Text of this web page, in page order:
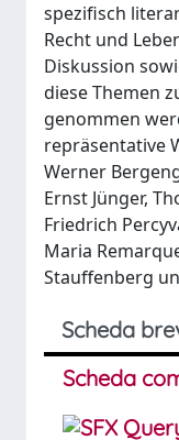
spezifisch
Recht und
Diskussion
diese Themen
genommen
repräsentative
Werner
Ernst Jünger,
Friedrich
Maria
Stauffenberg
Scheda
Scheda